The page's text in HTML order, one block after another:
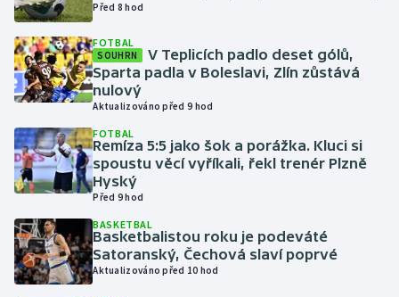
Golf
Gymnastika
Jezdectví
Judo
Krasobruslení
Lezení
Před 8 hod
FOTBAL
SOUHRN
V Teplicích padlo deset gólů,
Sparta padla v Boleslavi, Zlín zůstává
nulový
Aktualizováno před 9 hod
FOTBAL
Remíza 5:5 jako šok a porážka. Kluci si
spoustu věcí vyříkali, řekl trenér Plzně
Hyský
Před 9 hod
BASKETBAL
Basketbalistou roku je podeváté
Satoranský, Čechová slaví poprvé
Aktualizováno před 10 hod